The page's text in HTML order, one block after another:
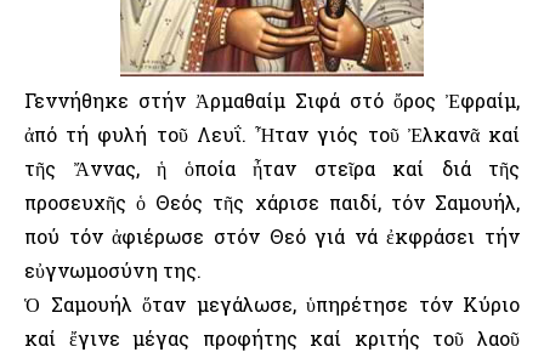
Γεννήθηκε στήν Ἀρμαθαίμ Σιφά στό ὄρος Ἐφραίμ,
ἀπό τή φυλή τοῦ Λευΐ. Ἦταν γιός τοῦ Ἐλκανᾶ καί
τῆς Ἄννας, ἡ ὁποία ἦταν στεῖρα καί διά τῆς
προσευχῆς ὁ Θεός τῆς χάρισε παιδί, τόν Σαμουήλ,
πού τόν ἀφιέρωσε στόν Θεό γιά νά ἐκφράσει τήν
εὐγνωμοσύνη της.
Ὁ Σαμουήλ ὅταν μεγάλωσε, ὑπηρέτησε τόν Κύριο
καί ἔγινε μέγας προφήτης καί κριτής τοῦ λαοῦ